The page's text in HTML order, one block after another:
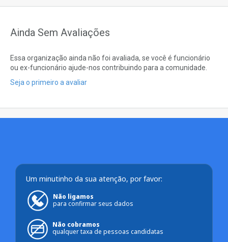
Ainda Sem Avaliações
Essa organização ainda não foi avaliada, se você é funcionário
ou ex-funcionário ajude-nos contribuindo para a comunidade.
Seja o primeiro a avaliar
Um minutinho da sua atenção, por favor:
Não ligamos
para confirmar seus dados
Não cobramos
qualquer taxa de pessoas candidatas